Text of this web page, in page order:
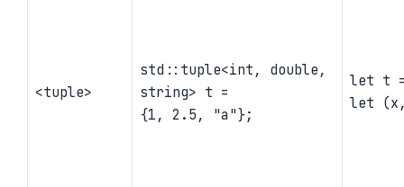
<tuple>
std::tuple<int, double,
string> t =
{1, 2.5, "a"};
let t
let